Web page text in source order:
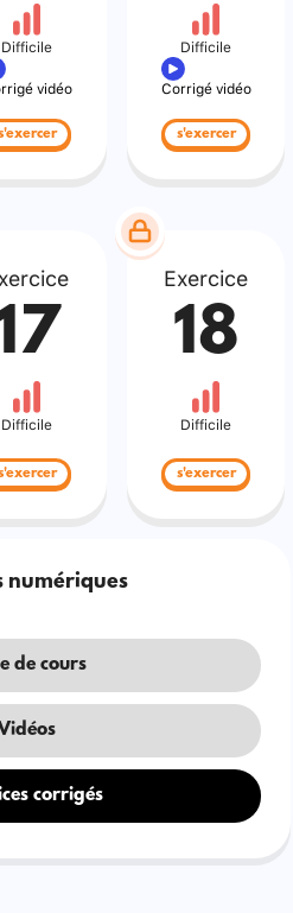
Difficile
vidéo
Difficile
Corrigé vidéo
s'exercer
Difficile
Exercice
18
Difficile
s'exercer
numériques
de cours
corrigés